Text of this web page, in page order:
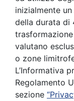
inizialmente
della durata di
valutano
o zone
L’Informativa
Regolamento
sezione